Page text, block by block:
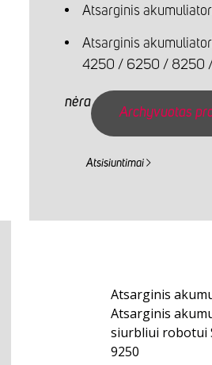
Atsarginis
Atsarginis
4250 / 6250 / 8250
Archyvuotas
nėra
Atsisiuntimai
Atsarginis
Atsarginis
siurbliui robotui
9250